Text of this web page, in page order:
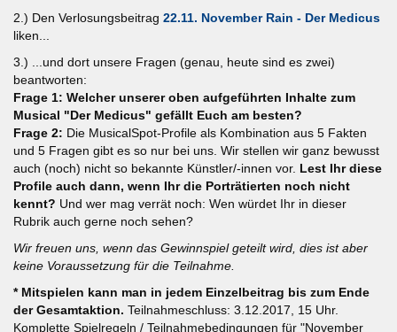
2.) Den Verlosungsbeitrag 22.11. November Rain - Der Medicus
liken...
3.) ...und dort unsere Fragen (genau, heute sind es zwei)
beantworten:
Frage 1: Welcher unserer oben aufgeführten Inhalte zum
Musical "Der Medicus" gefällt Euch am besten?
Frage 2: Die MusicalSpot-Profile als Kombination aus 5 Fakten
und 5 Fragen gibt es so nur bei uns. Wir stellen wir ganz bewusst
auch (noch) nicht so bekannte Künstler/-innen vor. Lest Ihr diese
Profile auch dann, wenn Ihr die Porträtierten noch nicht
kennt? Und wer mag verrät noch: Wen würdet Ihr in dieser
Rubrik auch gerne noch sehen?
Wir freuen uns, wenn das Gewinnspiel geteilt wird, dies ist aber
keine Voraussetzung für die Teilnahme.
* Mitspielen kann man in jedem Einzelbeitrag bis zum Ende
der Gesamtaktion. Teilnahmeschluss: 3.12.2017, 15 Uhr.
Komplette Spielregeln / Teilnahmebedingungen für "November